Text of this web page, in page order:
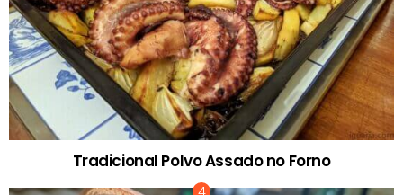
Tradicional Polvo Assado no Forno